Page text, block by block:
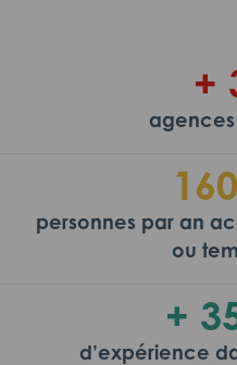
+
personnes par an
ou
+
d’expérience